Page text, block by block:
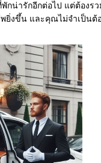
น่ารักอีกต่อไป แต่ต้องรว
งขึ้น และคุณไม่จำเป็นต้